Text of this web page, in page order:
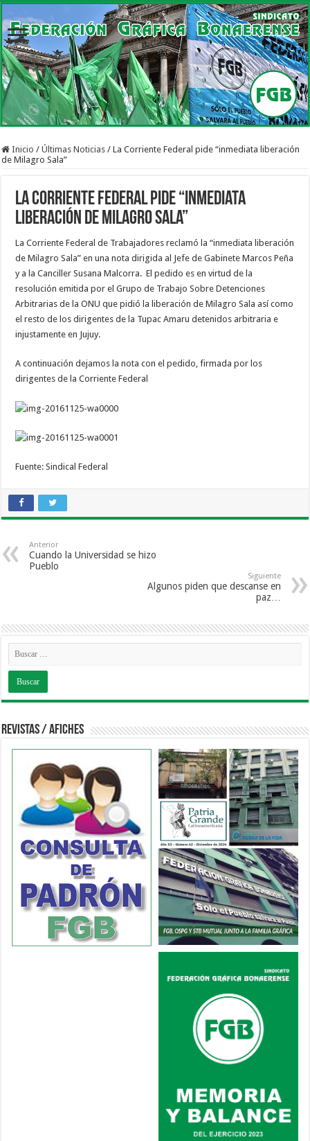
Inicio / Últimas Noticias / La Corriente Federal pide “inmediata liberación
de Milagro Sala”
La Corriente Federal pide “inmediata
liberación de Milagro Sala”
La Corriente Federal de Trabajadores reclamó la “inmediata liberación
de Milagro Sala” en una nota dirigida al Jefe de Gabinete Marcos Peña
y a la Canciller Susana Malcorra. El pedido es en virtud de la
resolución emitida por el Grupo de Trabajo Sobre Detenciones
Arbitrarias de la ONU que pidió la liberación de Milagro Sala así como
el resto de los dirigentes de la Tupac Amaru detenidos arbitraria e
injustamente en Jujuy.
A continuación dejamos la nota con el pedido, firmada por los
dirigentes de la Corriente Federal
Fuente: Sindical Federal
Anterior
Cuando la Universidad se hizo
Pueblo
Siguiente
Algunos piden que descanse en
paz…
Revistas / Afiches